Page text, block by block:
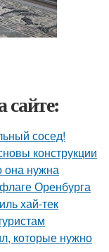
сайте:
сосед!
конструкции
она нужна
Оренбурга
хай-тек
которые нужно